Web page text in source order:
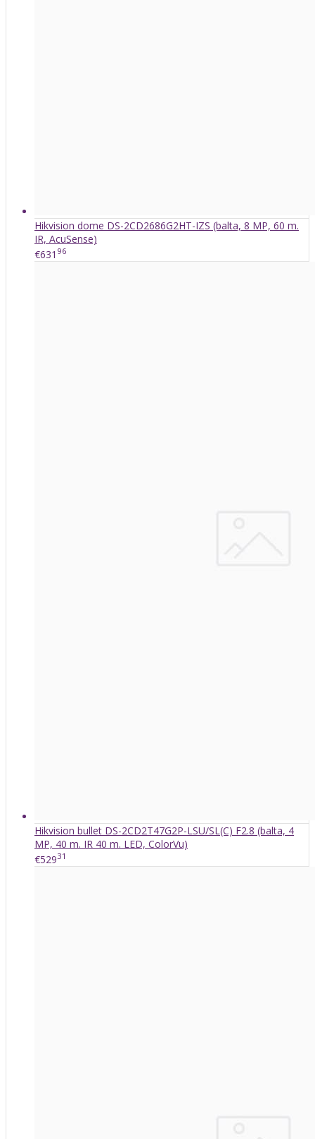
Hikvision dome DS-2CD2686G2HT-IZS (balta, 8 MP, 60 m.
IR, AcuSense)
€631 96
Hikvision bullet DS-2CD2T47G2P-LSU/SL(C) F2.8 (balta, 4
MP, 40 m. IR 40 m. LED, ColorVu)
€52931